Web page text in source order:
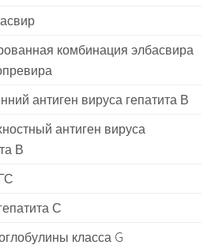
комбинация элбасвира
антиген вируса гепатита В
антиген вируса
В
С
класса G